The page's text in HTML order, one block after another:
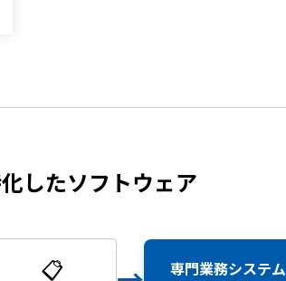
したソフトウェア
📋
専門業務システム